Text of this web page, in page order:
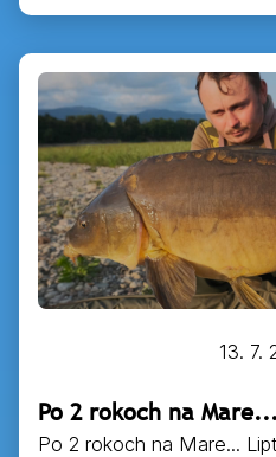
13. 7.
Po 2 rokoch na Mare...
Po 2 rokoch na Mare...